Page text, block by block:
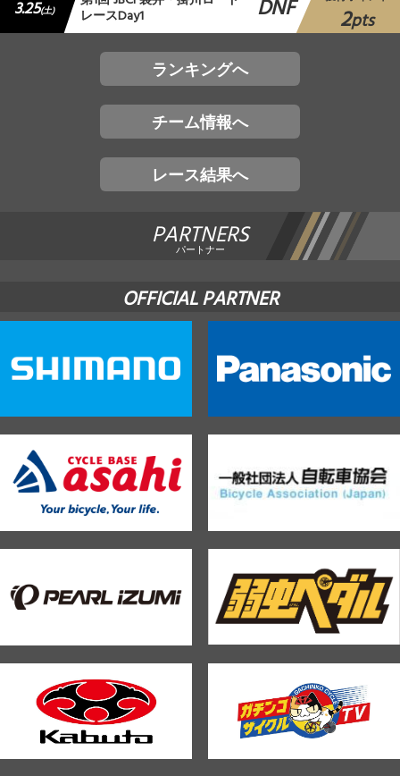
3.25(土) レースDay1 DNF 2pts
ランキングへ
チーム情報へ
レース結果へ
PARTNERS
パートナー
OFFICIAL PARTNER